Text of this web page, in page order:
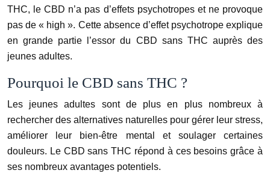
THC, le CBD n’a pas d’effets psychotropes et ne provoque
pas de « high ». Cette absence d’effet psychotrope explique
en grande partie l’essor du CBD sans THC auprès des
jeunes adultes.
Pourquoi le CBD sans THC ?
Les jeunes adultes sont de plus en plus nombreux à
rechercher des alternatives naturelles pour gérer leur stress,
améliorer leur bien-être mental et soulager certaines
douleurs. Le CBD sans THC répond à ces besoins grâce à
ses nombreux avantages potentiels.